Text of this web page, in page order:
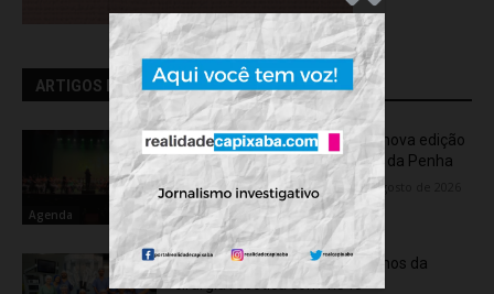
ARTIGOS RELACIONADOS
Agenda
OCA Sinfônica é a atração da nova edição
do “Som na Sexta” em Jardim da Penha
Flávia Varela - sexta-feira, 7 de agosto de 2026
Rede hospitalar celebra seis anos da
cirurgia robótica com 1.845